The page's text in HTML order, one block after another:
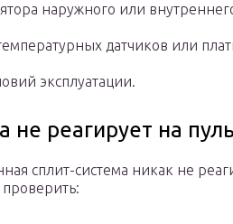
наружного или
датчиков или
эксплуатации.
не реагирует на
сплит-система никак не